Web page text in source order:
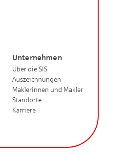
Unternehmen
Über die SIS
Auszeichnungen
Maklerinnen und Makler
Standorte
Karriere